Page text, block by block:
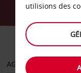
AGENCE DE DÉPART
utilisions des